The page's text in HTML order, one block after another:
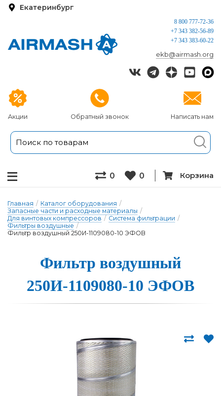
Екатеринбург
Акции Обратный звонок Написать нам
8 800 777-72-36
+7 343 382-56-89
+7 343 383-60-22
ekb@airmash.org
0 0 Корзина
Главная / Каталог оборудования /
Запасные части и расходные материалы /
Для винтовых компрессоров / Система фильтрации /
Фильтры воздушные /
Фильтр воздушный 250И-1109080-10 ЭФОВ
Фильтр воздушный
250И-1109080-10 Э­ФОВ